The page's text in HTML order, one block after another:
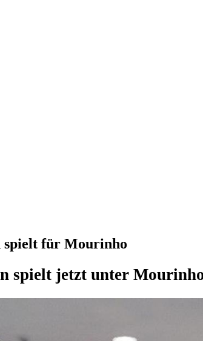
für Mourinho
spielt jetzt unter